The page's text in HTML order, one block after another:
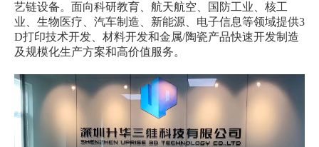
艺链设备。面向科研教育、航天航空、国防工业、核工
业、生物医疗、汽车制造、新能源、电子信息等领域提供3
D打印技术开发、材料开发和金属/陶瓷产品快速开发制造
及规模化生产方案和高价值服务。